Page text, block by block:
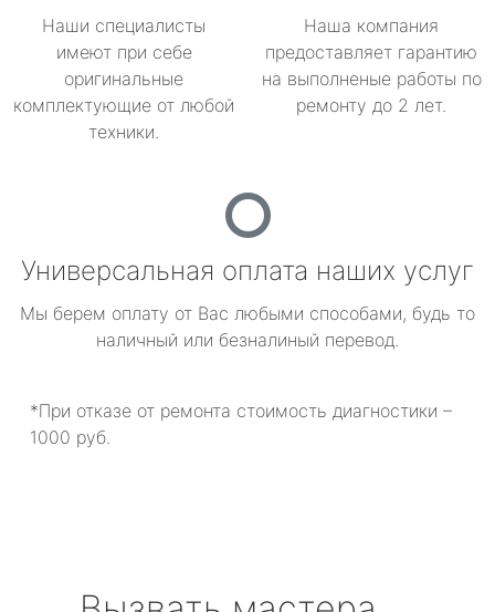
Наши специалисты
имеют при себе
оригинальные
комплектующие от любой
техники.
Наша компания
предоставляет гарантию
на выполненые работы по
ремонту до 2 лет.
Универсальная оплата наших услуг
Мы берем оплату от Вас любыми способами, будь то
наличный или безналиный перевод.
*При отказе от ремонта стоимость диагностики –
1000 руб.